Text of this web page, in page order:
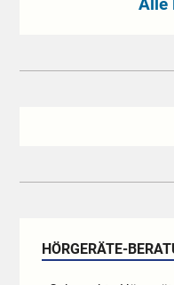
HÖRGERÄTE-